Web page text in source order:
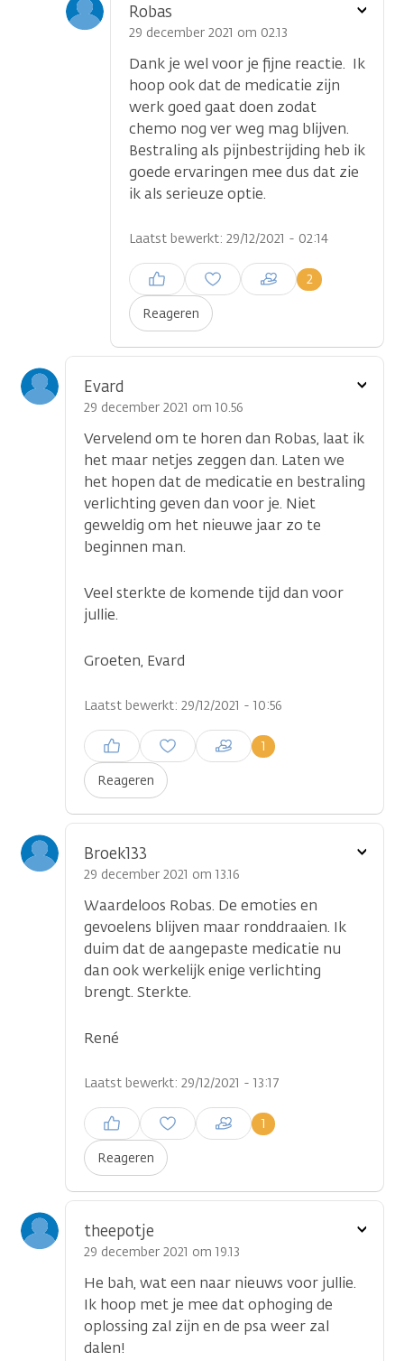
Robas
29 december 2021 om 02.13
Dank je wel voor je fijne reactie. Ik
hoop ook dat de medicatie zijn
werk goed gaat doen zodat
chemo nog ver weg mag blijven.
Bestraling als pijnbestrijding heb ik
goede ervaringen mee dus dat zie
ik als serieuze optie.
Laatst bewerkt: 29/12/2021 - 02:14
Reageren
2
Inloggen om een reactie te
plaatsen
Toon
Evard
29 december 2021 om 10.56
Vervelend om te horen dan Robas, laat ik
het maar netjes zeggen dan. Laten we
het hopen dat de medicatie en bestraling
verlichting geven dan voor je. Niet
geweldig om het nieuwe jaar zo te
beginnen man.
Veel sterkte de komende tijd dan voor
jullie.
Groeten, Evard
Laatst bewerkt: 29/12/2021 - 10:56
Reageren
1
Inloggen om een reactie te
plaatsen
Toon
Broek133
29 december 2021 om 13.16
Waardeloos Robas. De emoties en
gevoelens blijven maar ronddraaien. Ik
duim dat de aangepaste medicatie nu
dan ook werkelijk enige verlichting
brengt. Sterkte.
René
Laatst bewerkt: 29/12/2021 - 13:17
Reageren
1
Inloggen om een reactie te
plaatsen
Toon
theepotje
29 december 2021 om 19.13
He bah, wat een naar nieuws voor jullie.
Ik hoop met je mee dat ophoging de
oplossing zal zijn en de psa weer zal
dalen!
Toon